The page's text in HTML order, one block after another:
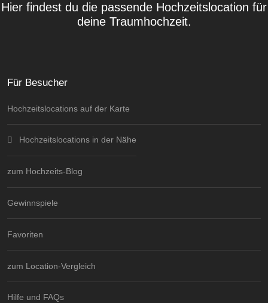
Hier findest du die passende Hochzeitslocation für
deine Traumhochzeit.
Für Besucher
Hochzeitslocations auf der Karte
Hochzeitslocations in der Nähe
zum Hochzeits-Blog
Gewinnspiele
Favoriten
zum Location-Vergleich
Hilfe und FAQs